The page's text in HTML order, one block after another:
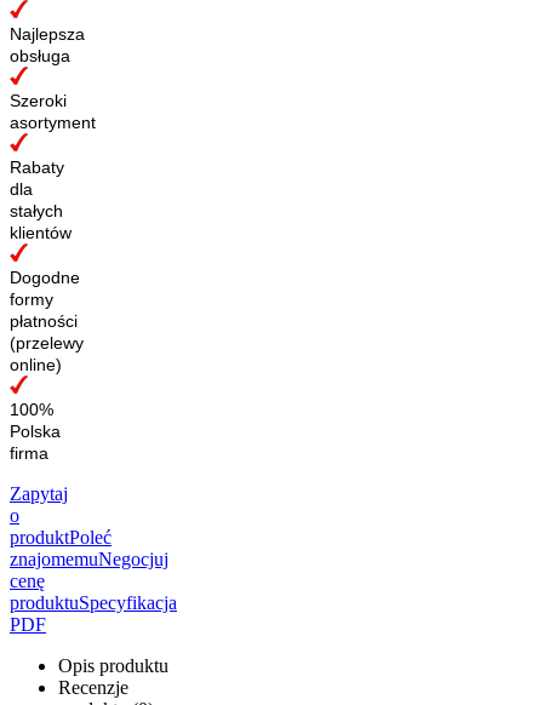
Najlepsza
obsługa
Szeroki
asortyment
Rabaty
dla
stałych
klientów
Dogodne
formy
płatności
(przelewy
online)
100%
Polska
firma
Zapytaj
o
produktPoleć
znajomemuNegocjuj
cenę
produktuSpecyfikacja
PDF
Opis produktu
Recenzje